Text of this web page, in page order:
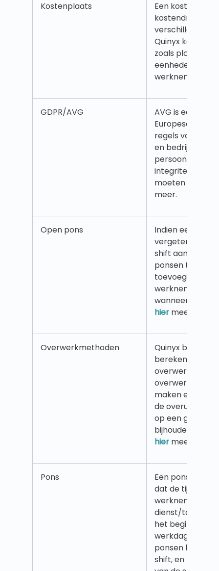
Kostenplaats
Een
kostendrager
verschillende
Quinyx kan
zoals ploegen,
eenheden,
werknemers.
GDPR/AVG
AVG is een wet
Europese Unie
regels voor hoe
en bedrijven
moeten
meer.
Open pons
Indien een
vergeten is te
shift aan de
ponsen tijdens
toevoegen
werknemer kan
wanneer de
hier meer.
Overwerkmethoden
Quinyx biedt
overwerk en
maken en te
de overuren
op een
bijhouden en
hier meer.
Pons
Een pons is
dat de tijd
werknemer
dienst/taak
het begin en/of
werkdag zal de
ponsen bij het
shift, en ponsen